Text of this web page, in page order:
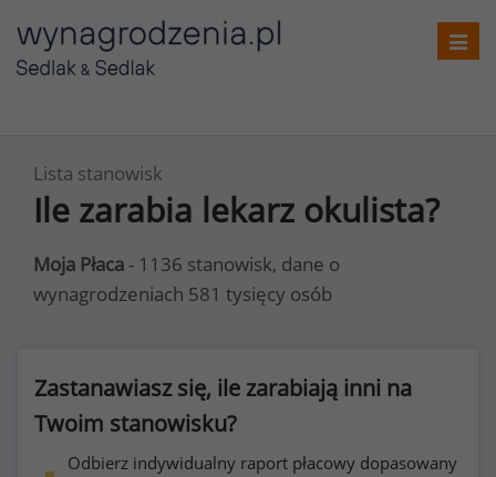
Lista stanowisk
Ile zarabia lekarz okulista?
Moja Płaca - 1136 stanowisk, dane o
wynagrodzeniach 581 tysięcy osób
Zastanawiasz się, ile zarabiają inni na
Twoim stanowisku?
Odbierz indywidualny raport płacowy dopasowany